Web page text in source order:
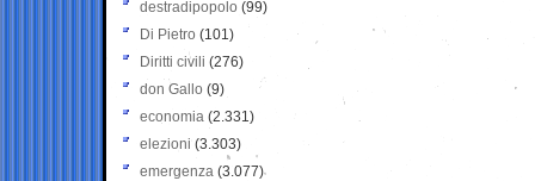
destradipopolo (99)
Di Pietro (101)
Diritti civili (276)
don Gallo (9)
economia (2.331)
elezioni (3.303)
emergenza (3.077)